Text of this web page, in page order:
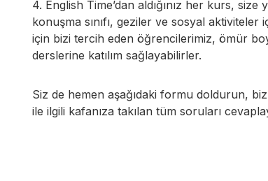
4. English Time’dan aldığınız her kurs, size
konuşma sınıfı, geziler ve sosyal aktiviteler
için bizi tercih eden öğrencilerimiz, ömür
derslerine katılım sağlayabilirler.
Siz de hemen aşağıdaki formu doldurun, biz
ile ilgili kafanıza takılan tüm soruları